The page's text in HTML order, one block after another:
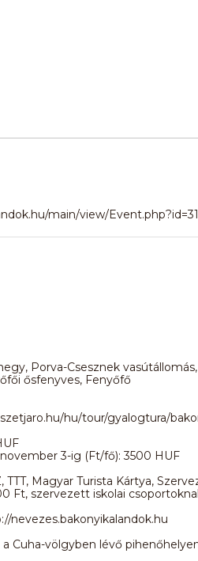
main/view/
Porva-Csesznek
ősfenyves, Fenyőfő
hu/tour/gyalogtura/
3-ig (Ft/fő): 3500 HUF
Magyar Turista Kártya,
Ft, szervezett iskolai
nevezes.bakonyikalandok.hu
Cuha-völgyben lévő